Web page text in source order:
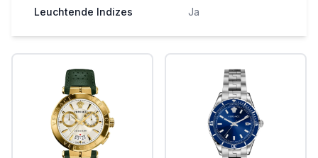
Leuchtende Indizes Ja